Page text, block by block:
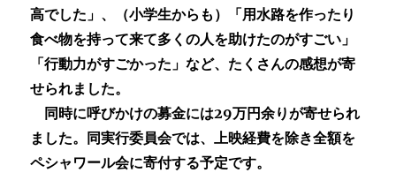
高でした」、（小学生からも）「用水路を作ったり
食べ物を持って来て多くの人を助けたのがすごい」
「行動力がすごかった」など、たくさんの感想が寄
せられました。
同時に呼びかけの募金には29万円余りが寄せられ
ました。同実行委員会では、上映経費を除き全額を
ペシャワール会に寄付する予定です。